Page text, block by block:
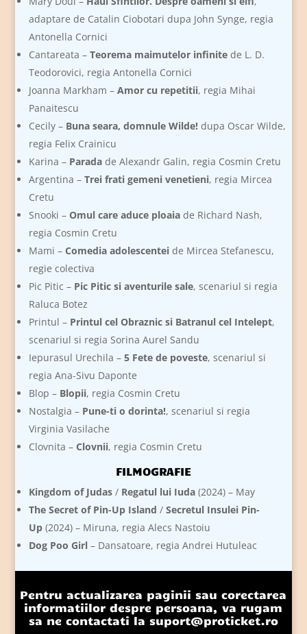
adaptare de Catalin Ciobotari dupa John Synge, regia
Antonella Cornici
Cantareata –Teorema maimutelor infinite de L. D.
Teodorovici, regia Antonella Cornici
Joanna Markham –Amor cu repetitii, regia Mihai
Panaitescu
Cecily – Buna seara, domnule Wilde! dupa Oscar Wilde,
regia Felix Crainicu
Karina – Parada de Alexandr Galin, regia Cosmin Cretu
Argentina –Trei frati gemeni venetieni, regia Mircea
Cretu
Snooki –Omul care aduce ploaia de Richard Nash,
regia Cosmin Cretu
Mami –Comedia adolescentei de Mircea Stefanescu,
regie colectiva
Pic Pitic – Pic Pitic si aventurile sale, scenariul si regia
Raluca Botez
Printul – Printul cel Obraznic si Batranul cel Intelept,
scenariul si regia Sorina Aurel Sandu
Iepurasul Urechila –5 Fete de poveste, scenariul si
regia Ana-Sivu Daponte
Blop – Blopii, regia Cosmin Cretu
Nostalgia – Pune-ti o dorinta!, scenariul si regia
Virginia Vasilache
Clovnita –Clovnii, regia Cosmin Cretu
FILMOGRAFIE
Kingdom of Judas / Regatul lui Iuda (2024) – May
The Secret of Pin-Up Island /Secretul Insulei Pin-
Up (2024) – Miruna, regia Alecs Nastoiu
Dog Poo Girl – Dansatoare, regia Andrei Hutuleac
Pentru actualizarea paginii sau corectarea
informatiilor despre persoana, va rugam
sa ne contactati la suport@proticket.ro